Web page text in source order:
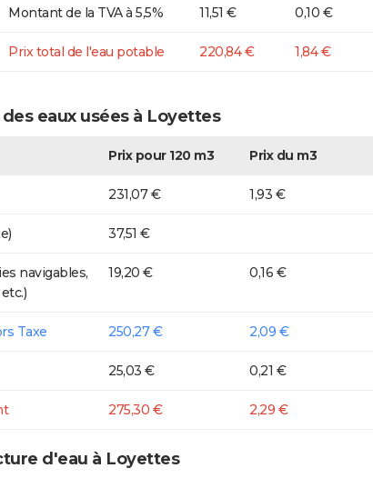
Montant de la TVA à 5,5% 11,51 € 0,10 €
Prix total de l'eau potable 220,84 € 1,84 €
eaux usées à Loyettes
Prix pour 120 m3 Prix du m3
231,07 € 1,93 €
37,51 €
navigables,
19,20 € 0,16 €
Taxe 250,27 € 2,09 €
25,03 € 0,21 €
275,30 € 2,29 €
d'eau à Loyettes